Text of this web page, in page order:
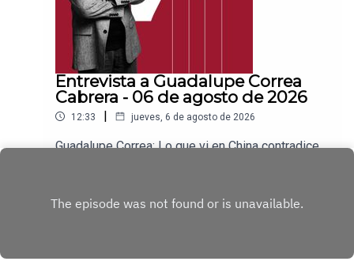
Entrevista a Guadalupe Correa
Cabrera - 06 de agosto de 2026
12:33 | jueves, 6 de agosto de 2026
Guadalupe Correa: Lo que vi en China contradice
Patreon:https://www.patreon.com/julioastilleroEnl
ace para hacer donaciones vía
nombre de Julio Hernández López: